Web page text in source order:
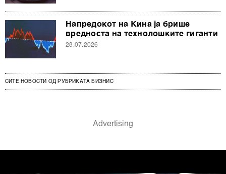
Напредокот на Кина ја брише
вредноста на технолошките гиганти
28.07.2026
СИТЕ НОВОСТИ ОД РУБРИКАТА БИЗНИС